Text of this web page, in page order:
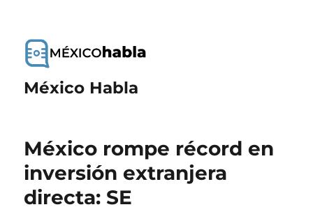
México Habla
México rompe récord en
inversión extranjera
directa: SE